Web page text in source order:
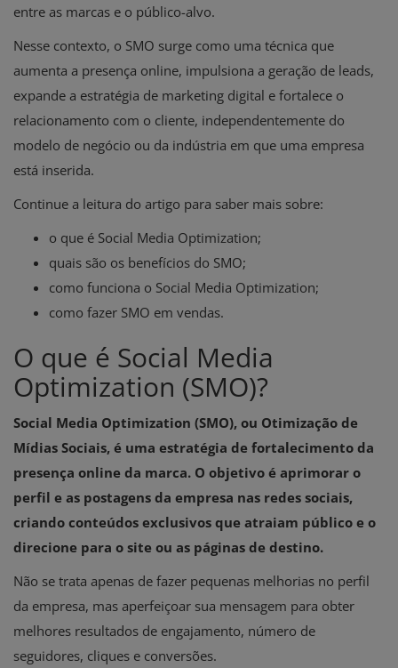
entre as marcas e o público-alvo.
Nesse contexto, o SMO surge como uma técnica que
aumenta a presença online, impulsiona a geração de leads,
expande a estratégia de marketing digital e fortalece o
relacionamento com o cliente, independentemente do
modelo de negócio ou da indústria em que uma empresa
está inserida.
Continue a leitura do artigo para saber mais sobre:
o que é Social Media Optimization;
quais são os benefícios do SMO;
como funciona o Social Media Optimization;
como fazer SMO em vendas.
O que é Social Media
Optimization (SMO)?
Social Media Optimization (SMO), ou Otimização de
Mídias Sociais, é uma estratégia de fortalecimento da
presença online da marca. O objetivo é aprimorar o
perfil e as postagens da empresa nas redes sociais,
criando conteúdos exclusivos que atraiam público e o
direcione para o site ou as páginas de destino.
Não se trata apenas de fazer pequenas melhorias no perfil
da empresa, mas aperfeiçoar sua mensagem para obter
melhores resultados de engajamento, número de
seguidores, cliques e conversões.